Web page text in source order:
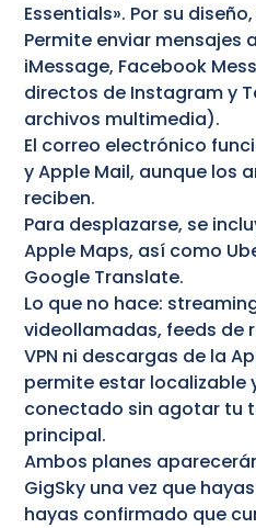
Essentials». Por su
Permite enviar mensajes
iMessage, Facebook
directos de Instagram y
archivos multimedia).
El correo electrónico
y Apple Mail, aunque los
reciben.
Para desplazarse, se
Apple Maps, así como
Google Translate.
Lo que no hace:
videollamadas, feeds de
VPN ni descargas de la
permite estar localizable
conectado sin agotar tu
principal.
Ambos planes
GigSky una vez que
hayas confirmado que